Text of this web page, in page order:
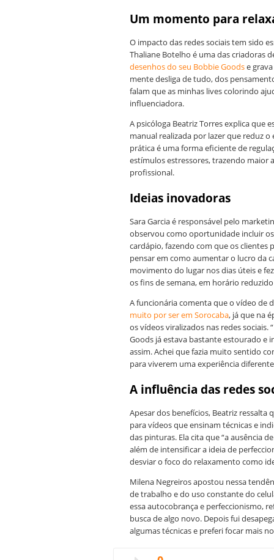
Um momento para
O impacto das redes sociais tem sido
Thaliane Botelho é uma das criadoras
desenhos do seu Bobbie Goodse
mente desliga de tudo, dos
falam que as minhas lives colorindo
influenciadora.
A psicóloga Beatriz Torres explica que
manual realizada por lazer que reduz
prática é uma forma eficiente de
estímulos estressores, trazendo maior
profissional.
Ideias inovadoras
Sara Garcia é responsável pelo
observou como oportunidade incluir
cardápio, fazendo com que os clientes
pensar em como aumentar o lucro da
movimento do lugar nos dias úteis e
os fins de semana, em horário
A funcionária comenta que o vídeo de
muito por ser em Sorocaba, já que na
os vídeos viralizados nas redes sociais.
Goods já estava bastante estourado e
assim. Achei que fazia muito sentido
para viverem uma experiência
A influência das redes
Apesar dos benefícios, Beatriz ressalta
para vídeos que ensinam técnicas e
das pinturas. Ela cita que “a ausência
além de intensificar a ideia de
desviar o foco do relaxamento como
Milena Negreiros apostou nessa
de trabalho e do uso constante do
essa autocobrança e perfeccionismo,
busca de algo novo. Depois fui
algumas técnicas e preferi focar mais